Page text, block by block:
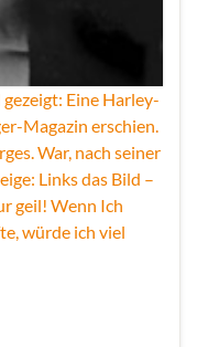
Eine Harley-
Magazin erschien.
War, nach seiner
Links das Bild –
geil! Wenn Ich
würde ich viel